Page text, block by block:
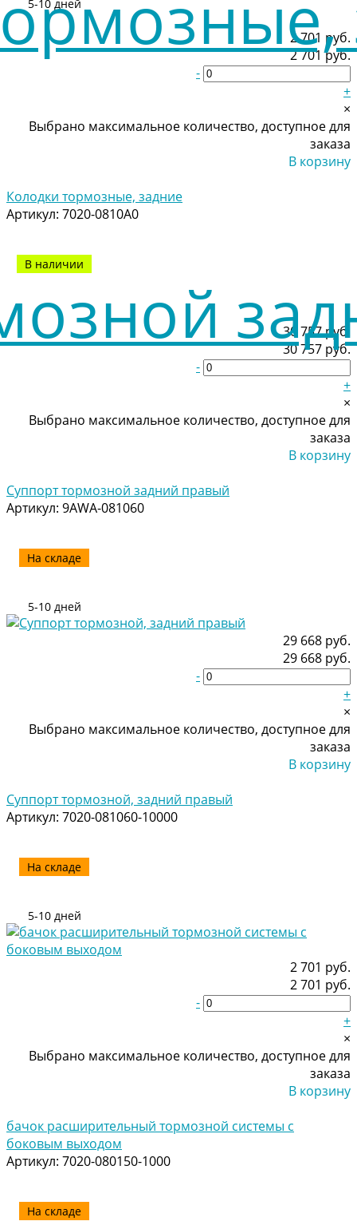
30 757 руб.
30 757 руб.
-
+
×
Выбрано максимальное количество, доступное для
заказа
В корзину
Суппорт тормозной задний правый
Артикул: 9AWA-081060
На складе
5-10 дней
29 668 руб.
29 668 руб.
-
+
×
Выбрано максимальное количество, доступное для
заказа
В корзину
Суппорт тормозной, задний правый
Артикул: 7020-081060-10000
На складе
5-10 дней
5-10 дней
2 701 руб.
2 701 руб.
-
+
×
Выбрано максимальное количество, доступное для
заказа
В корзину
бачок расширительный тормозной системы с
боковым выходом
Артикул: 7020-080150-1000
На складе
2 701 руб.
2 701 руб.
-
+
×
Выбрано максимальное количество, доступное для
заказа
В корзину
Колодки тормозные, задние
Артикул: 7020-0810A0
В наличии